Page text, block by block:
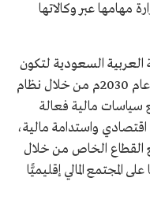
مهامها عبر وكالاتها
العربية السعودية لتكون
ضمن أكبر 15 اقتصادًا في العالم بحلول عام 2030م من خلال نظام
سياسات مالية فعالة
اقتصادي واستدامة مالية،
القطاع الخاص من خلال
المجتمع المالي إقليميًّا